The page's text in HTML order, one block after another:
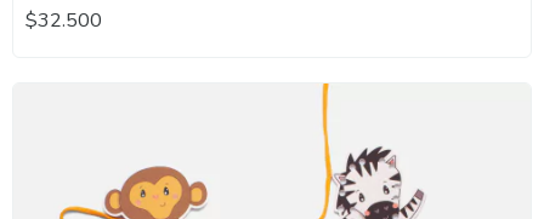
$32.500